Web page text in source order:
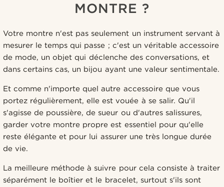
MONTRE ?
Votre montre n'est pas seulement un instrument servant à
mesurer le temps qui passe ; c'est un véritable accessoire
de mode, un objet qui déclenche des conversations, et
dans certains cas, un bijou ayant une valeur sentimentale.
Et comme n'importe quel autre accessoire que vous
portez régulièrement, elle est vouée à se salir. Qu'il
s'agisse de poussière, de sueur ou d'autres salissures,
garder votre montre propre est essentiel pour qu'elle
reste élégante et pour lui assurer une très longue durée
de vie.
La meilleure méthode à suivre pour cela consiste à traiter
séparément le boîtier et le bracelet, surtout s'ils sont